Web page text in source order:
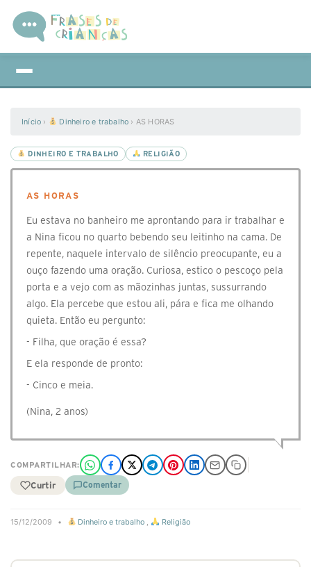
Início › Dinheiro e trabalho › AS HORAS
DINHEIRO E TRABALHO RELIGIÃO
AS HORAS
Eu estava no banheiro me aprontando para ir trabalhar e
a Nina ficou no quarto bebendo seu leitinho na cama. De
repente, naquele intervalo de silêncio preocupante, eu a
ouço fazendo uma oração. Curiosa, estico o pescoço pela
porta e a vejo com as mãozinhas juntas, sussurrando
algo. Ela percebe que estou ali, pára e fica me olhando
quieta. Então eu pergunto:
- Filha, que oração é essa?
E ela responde de pronto:
- Cinco e meia.
(Nina, 2 anos)
COMPARTILHAR:
Curtir Comentar
15/12/2009 • Dinheiro e trabalho , Religião